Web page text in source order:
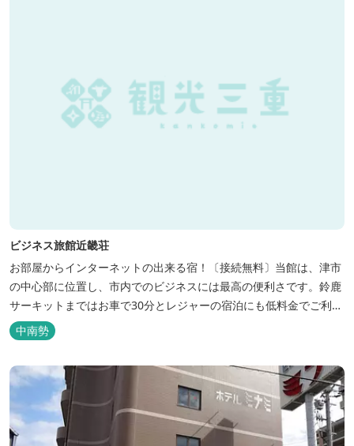
ビジネス旅館近畿荘
お部屋からインターネットの出来る宿！〔接続無料〕当館は、津市
の中心部に位置し、市内でのビジネスには最高の便利さです。鈴鹿
サーキットまではお車で30分とレジャーの宿泊にも低料金でご利用
いただけます。
中南勢